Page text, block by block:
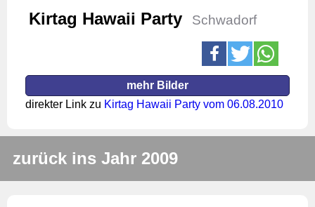
Kirtag Hawaii Party Schwadorf
mehr Bilder
direkter Link zu Kirtag Hawaii Party vom 06.08.2010
zurück ins Jahr 2009